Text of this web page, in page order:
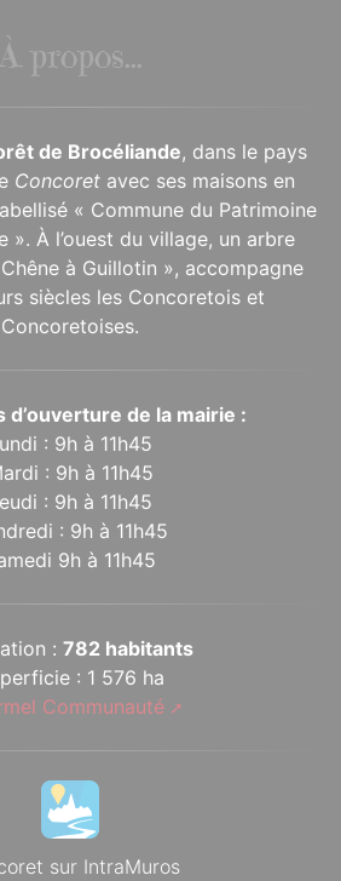
propos...
de Brocéliande, dans le pays
Concoret avec ses maisons en
« Commune du Patrimoine
». À l’ouest du village, un arbre
à Guillotin », accompagne
siècles les Concoretois et
Concoretoises.
d’ouverture de la mairie :
: 9h à 11h45
: 9h à 11h45
: 9h à 11h45
: 9h à 11h45
9h à 11h45
: 782 habitants
: 1 576 ha
Communauté
sur IntraMuros